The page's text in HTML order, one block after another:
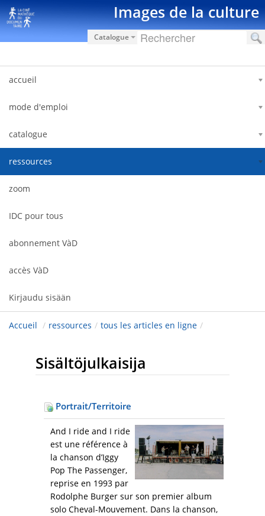
Hyppää sisältöön Images de la culture
Catalogue
accueil
mode d'emploi
catalogue
ressources
zoom
IDC pour tous
abonnement VàD
accès VàD
Kirjaudu sisään
Accueil / ressources / tous les articles en ligne /
Sisältöjulkaisija
Portrait/Territoire
And I ride and I ride
est une référence à
la chanson d’Iggy
Pop The Passenger,
reprise en 1993 par
Rodolphe Burger sur son premier album
solo Cheval-Mouvement. Dans la chanson,